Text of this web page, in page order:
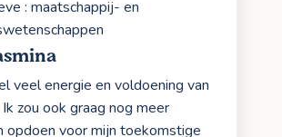
: maatschappij- en
veel energie en voldoening van
zou ook graag nog meer
opdoen voor mijn toekomstige